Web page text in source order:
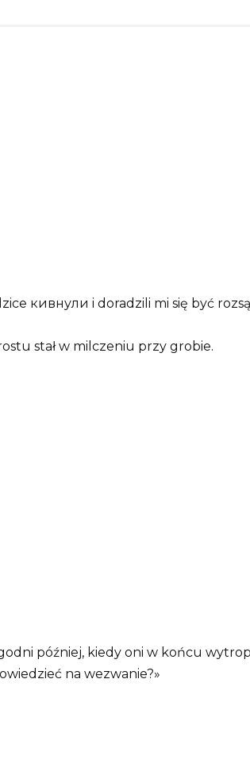
кивнули i doradzili mi się być
stał w milczeniu przy grobie.
później, kiedy oni w końcu
na wezwanie?»